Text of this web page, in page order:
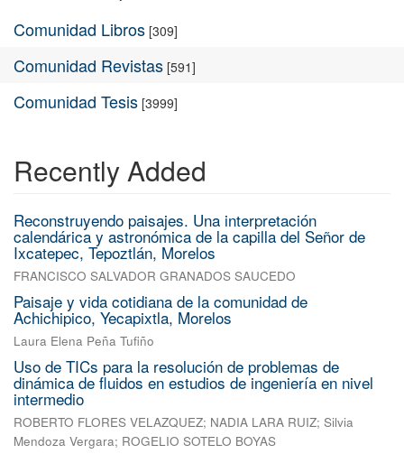
Comunidad Libros [309]
Comunidad Revistas [591]
Comunidad Tesis [3999]
Recently Added
Reconstruyendo paisajes. Una interpretación
calendárica y astronómica de la capilla del Señor de
Ixcatepec, Tepoztlán, Morelos
FRANCISCO SALVADOR GRANADOS SAUCEDO
Paisaje y vida cotidiana de la comunidad de
Achichipico, Yecapixtla, Morelos
Laura Elena Peña Tufiño
Uso de TICs para la resolución de problemas de
dinámica de fluidos en estudios de ingeniería en nivel
intermedio
ROBERTO FLORES VELAZQUEZ; NADIA LARA RUIZ; Silvia
Mendoza Vergara; ROGELIO SOTELO BOYAS